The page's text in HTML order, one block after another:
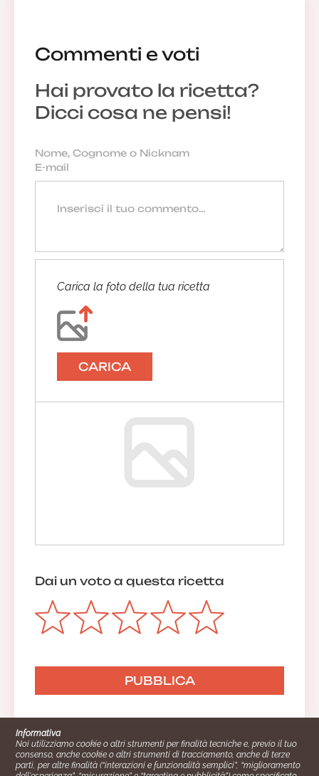
Commenti e voti
Hai provato la ricetta?
Dicci cosa ne pensi!
Carica la foto della tua ricetta
CARICA
Dai un voto a questa ricetta
Informativa
Noi utilizziamo cookie o altri strumenti per finalità tecniche e, previo il tuo
consenso, anche cookie o altri strumenti di tracciamento, anche di terze
parti, per altre finalità (“interazioni e funzionalità semplici”, “miglioramento